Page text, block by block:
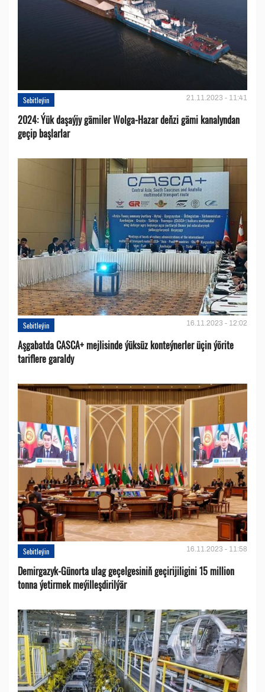
Sebitleýin 21.11.2023 - 11:41
2024: Ýük daşaýjy gämiler Wolga-Hazar deňzi gämi kanalyndan
geçip başlarlar
Sebitleýin 16.11.2023 - 12:02
Aşgabatda CASCA+ mejlisinde ýüksüz konteýnerler üçin ýörite
tariflere garaldy
Sebitleýin 16.11.2023 - 11:58
Demirgazyk-Günorta ulag geçelgesiniň geçirijiligini 15 million
tonna ýetirmek meýilleşdirilýär